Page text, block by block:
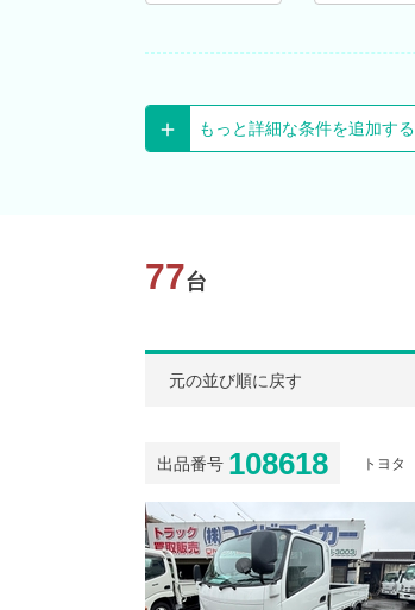
もっと詳細な条件を追加する
77台
元の並び順に戻す
出品番号 108618 トヨタ